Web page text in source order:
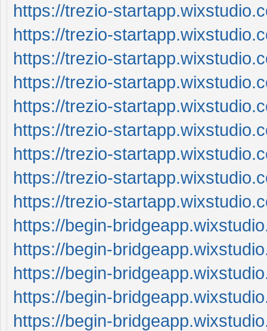
https://trezio-
https://trezio-
https://trezio-
https://trezio-
https://trezio-
https://trezio-
https://trezio-
https://trezio-
https://trezio-
https://begin-
https://begin-
https://begin-
https://begin-
https://begin-